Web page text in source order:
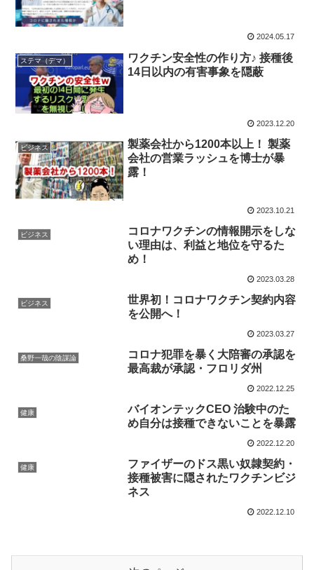
2024.05.17
ステマ（デマ）
ワクチン安全性の作り方♪ 接種後
14日以内の有害事象を隠蔽
2023.12.20
ビジネス
製薬会社から1200本以上！ 製薬
会社の営業ラッシュを博士が暴
露！
2023.10.21
ビジネス
コロナワクチンの情報開示をしな
い理由は、利益と地位を守るた
め！
2023.03.28
ビジネス
世界初！コロナワクチン契約内容
を公開へ！
2023.03.27
桑野一哉の陰謀論
コロナ犯罪を暴く大陪審の承認を
最高裁が承認・フロリダ州
2022.12.25
健康
バイオンテックCEO 治験中のた
め自分は接種できないことを暴露
2022.12.20
健康
ファイザーのドス黒い奴隷契約・
接種被害に隠されたワクチンビジ
ネス
2022.12.10